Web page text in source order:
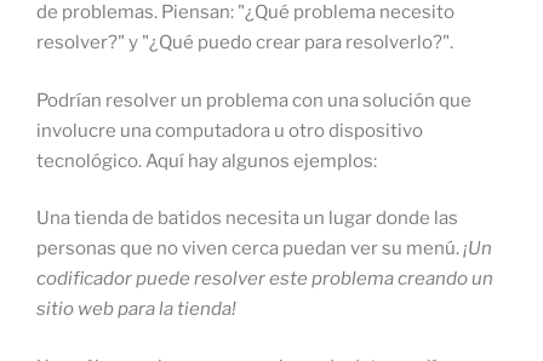
de problemas. Piensan: "¿Qué problema necesito
resolver?" y "¿Qué puedo crear para resolverlo?".
Podrían resolver un problema con una solución que
involucre una computadora u otro dispositivo
tecnológico. Aquí hay algunos ejemplos:
Una tienda de batidos necesita un lugar donde las
personas que no viven cerca puedan ver su menú.¡Un
codificador puede resolver este problema creando un
sitio web para la tienda!